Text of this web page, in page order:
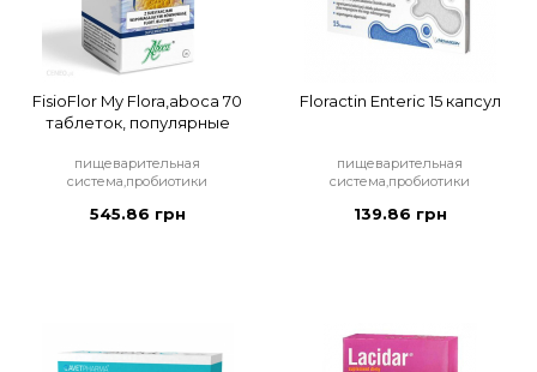
FisioFlor My Flora,aboca 70
таблеток, популярные
пищеварительная
система,пробиотики
545.86 грн
Floractin Enteric 15 капсул
пищеварительная
система,пробиотики
139.86 грн